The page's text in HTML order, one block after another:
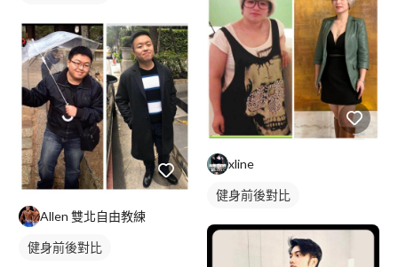
Allen 雙北自由教練
健身前後對比
xline
健身前後對比